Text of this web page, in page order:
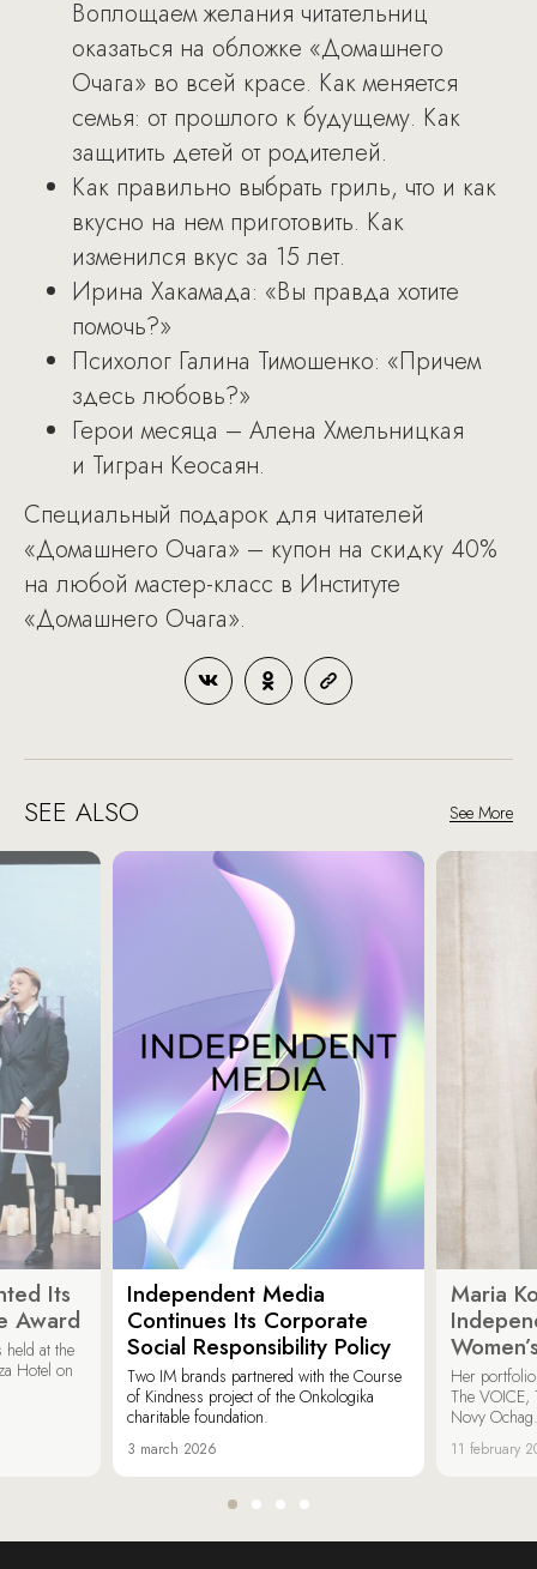
Воплощаем желания читательниц
оказаться на обложке «Домашнего
Очага» во всей красе. Как меняется
семья: от прошлого к будущему. Как
защитить детей от родителей.
Как правильно выбрать гриль, что и как
вкусно на нем приготовить. Как
изменился вкус за 15 лет.
Ирина Хакамада: «Вы правда хотите
помочь?»
Психолог Галина Тимошенко: «Причем
здесь любовь?»
Герои месяца – Алена Хмельницкая
и Тигран Кеосаян.
Специальный подарок для читателей
«Домашнего Очага» – купон на скидку 40%
на любой мастер-класс в Институте
«Домашнего Очага».
SEE ALSO See More
Its
Award
held at the
Hotel on
Independent Media
Continues Its Corporate
Social Responsibility Policy
Two IM brands partnered with the Course
of Kindness project of the Onkologika
charitable foundation.
3 march 2026
Maria
Her
The VOICE,
Novy Ochag.
11 february